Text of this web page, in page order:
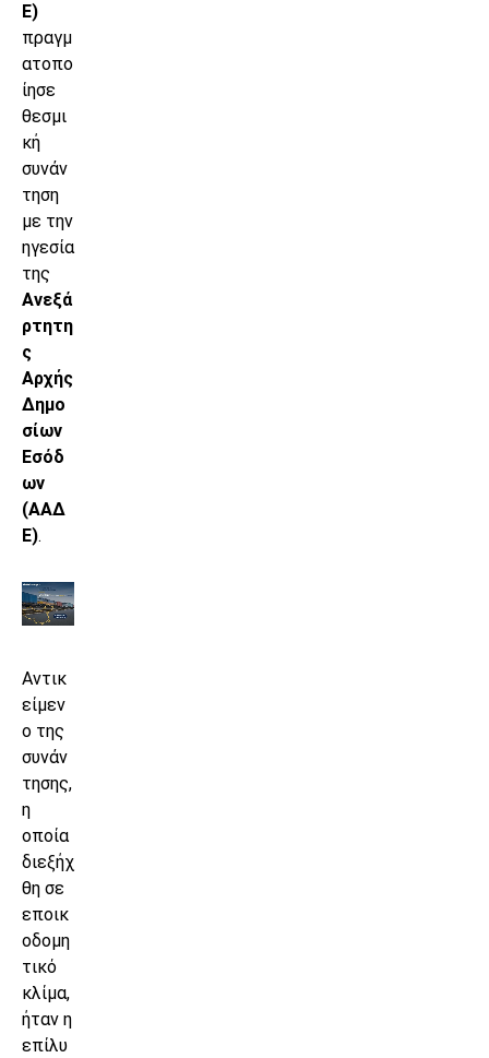
Ε)
πραγμ
ατοπο
ίησε
θεσμι
κή
συνάν
τηση
με την
ηγεσία
της
Ανεξά
ρτητη
ς
Αρχής
Δημο
σίων
Εσόδ
ων
(ΑΑΔ
Ε).
Αντικ
είμεν
ο της
συνάν
τησης,
η
οποία
διεξήχ
θη σε
εποικ
οδομη
τικό
κλίμα,
ήταν η
επίλυ